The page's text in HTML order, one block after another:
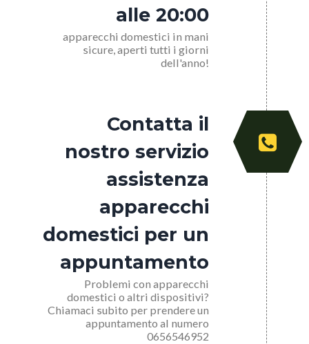
alle 20:00
apparecchi domestici in mani
sicure, aperti tutti i giorni
dell'anno!
Contatta il
nostro servizio
assistenza
apparecchi
domestici per un
appuntamento
Problemi con apparecchi
domestici o altri dispositivi?
Chiamaci subito per prendere un
appuntamento al numero
0656546952